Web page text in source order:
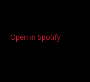
Open in Spotify